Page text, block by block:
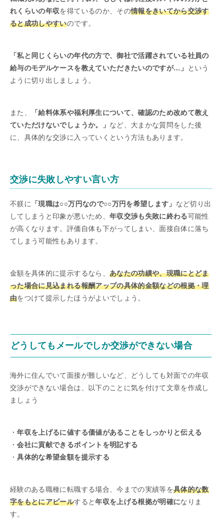
れくらいの年収を得ているのか、その情報をきいてから交渉す
ると成功しやすいのです。
「私と同じくらいの年代の方で、御社で活躍されている社員の
給与のモデルケースを教えていただきたいのですが…」
という
ように切り出しましょう。
また、
「給料体系や福利厚生について、確認のため改めて教え
ていただけないでしょうか。」 など、大まかな質問をした後
に、具体的な交渉に入っていくという方法もあります。
交渉に失敗しやすい言い方
不躾に 「現職は○○万円なので○○万円を希望します」 など切り出
してしまうと印象が悪いため、 年収交渉も失敗に終わる可能性
が高くなります。評価自体も下がってしまい、面接自体に落ち
てしまう可能性もあります。
金額を具体的に提示するなら、 あなたの功績や、現職にとどま
った場合に見込まれる報酬アップの具体的金額などの根拠・理
由をつけて提示したほうがよいでしょう。
どうしてもメールでしか交渉ができない場合
海外に住んでいて面接が難しいなど、どうしても対面での年収
交渉ができない場合は、以下のことに気を付けて文章を作成し
ましょう
・年収を上げるに値する価値があることをしっかりと伝える
・会社に貢献できるポイントを明記する
・具体的な希望金額を提示する
経験のある職種に転職する場合、今までの実績等を具体的な数
字をもとにアピールすると年収を上げる根拠が明確になりま
す。